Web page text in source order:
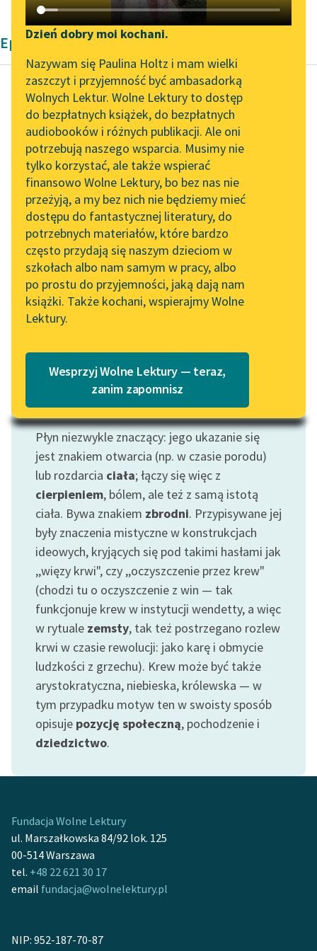
Katalog DAISY
Podkasty o książkach
Zgłoś brak utworu
Aktualności
„Prokurator Alicja Horn”
do słuchania
Byliśmy częścią AI Impact
Lab
Zapraszamy na spotkanie
online z tłumaczkami
literatury skandynawskiej
Spotkanie z Katarzyną
Tunkiel w Oslo
102. lata temu zmarł
Joseph Conrad
Lektury szkolne i klasyka
literatury do słuchania dla
uczennic i uczniów z
niepełnosprawnościami
E-kolekcja lektur
szkolnych i literatury do
słuchania dla uczennic i
uczniów z
niepełnosprawnościami
Feministyczne inspiracje.
Popularyzacja
skandynawskiej literatury
feministycznej
Ręce pełne poezji
Kolekcje edukacyjne
twórców przechodzących
do domeny publicznej,
lektur szkolnych oraz
Starego Testamentu
Narzędzia
Mapa Wolnych Lektur
Leśmianator
Przewodnik dla piszących i
czytających
API
OAI-PMH
Widget Wolnych Lektur
Przypisy
Katalog w formacie PDF
O nas
Kontakt
Dzień dobry moi kochani.
Nazywam się Paulina Holtz i mam wielki
zaszczyt i przyjemność być ambasadorką
Wolnych Lektur. Wolne Lektury to dostęp
do bezpłatnych książek, do bezpłatnych
audiobooków i różnych publikacji. Ale oni
potrzebują naszego wsparcia. Musimy nie
tylko korzystać, ale także wspierać
finansowo Wolne Lektury, bo bez nas nie
przeżyją, a my bez nich nie będziemy mieć
dostępu do fantastycznej literatury, do
potrzebnych materiałów, które bardzo
często przydają się naszym dzieciom w
szkołach albo nam samym w pracy, albo
po prostu do przyjemności, jaką dają nam
książki. Także kochani, wspierajmy Wolne
Lektury.
Wesprzyj Wolne Lektury — teraz,
zanim zapomnisz
Epika Marcela Prousta
Marcel Proust
Strona
Guermantes, część
pierwsza
— Co jest dosyć
zabawne — rzekła pani
de Villeparisis — to że
w owych klasztorach,
gdzie nasze...
Motyw: Krew
Płyn niezwykle znaczący: jego ukazanie się
jest znakiem otwarcia (np. w czasie porodu)
lub rozdarcia ciała; łączy się więc z
cierpieniem, bólem, ale też z samą istotą
ciała. Bywa znakiem zbrodni. Przypisywane jej
były znaczenia mistyczne w konstrukcjach
ideowych, kryjących się pod takimi hasłami jak
,,więzy krwi", czy ,,oczyszczenie przez krew"
(chodzi tu o oczyszczenie z win — tak
funkcjonuje krew w instytucji wendetty, a więc
w rytuale zemsty, tak też postrzegano rozlew
krwi w czasie rewolucji: jako karę i obmycie
ludzkości z grzechu). Krew może być także
arystokratyczna, niebieska, królewska — w
tym przypadku motyw ten w swoisty sposób
opisuje pozycję społeczną, pochodzenie i
dziedzictwo.
Fundacja Wolne Lektury
ul. Marszałkowska 84/92 lok. 125
00-514 Warszawa
tel. +48 22 621 30 17
email fundacja@wolnelektury.pl
NIP: 952-187-70-87